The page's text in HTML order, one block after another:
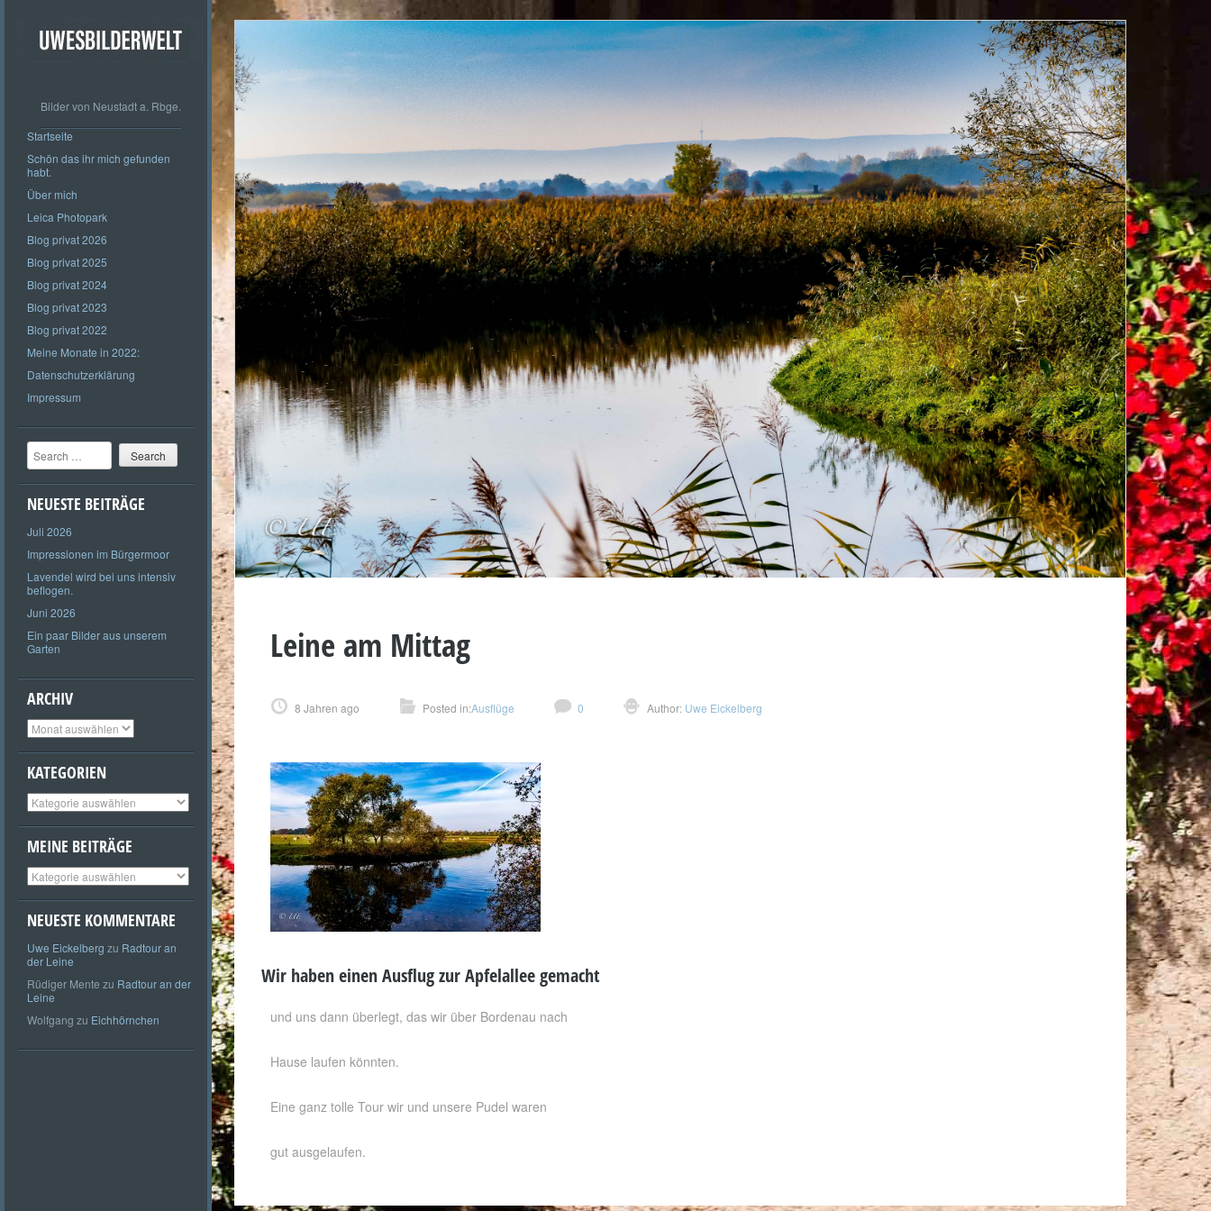
Bilder von Neustadt a. Rbge.
Startseite
Schön das ihr mich gefunden
habt.
Über mich
Leica Photopark
Blog privat 2026
Blog privat 2025
Blog privat 2024
Blog privat 2023
Blog privat 2022
Meine Monate in 2022:
Datenschutzerklärung
Impressum
Search
NEUESTE BEITRÄGE
Juli 2026
Impressionen im Bürgermoor
Lavendel wird bei uns intensiv
beflogen.
Juni 2026
Ein paar Bilder aus unserem
Garten
ARCHIV
Archiv
KATEGORIEN
Kategorien
MEINE BEITRÄGE
Meine
Beiträge
NEUESTE KOMMENTARE
Uwe Eickelberg zu Radtour an
der Leine
Rüdiger Mente zu Radtour an der
Leine
Wolfgang zu Eichhörnchen
Leine am Mittag
8 Jahren ago Posted in:Ausflüge 0 Author: Uwe Eickelberg
Wir haben einen Ausflug zur Apfelallee gemacht
und uns dann überlegt, das wir über Bordenau nach
Hause laufen könnten.
Eine ganz tolle Tour wir und unsere Pudel waren
gut ausgelaufen.